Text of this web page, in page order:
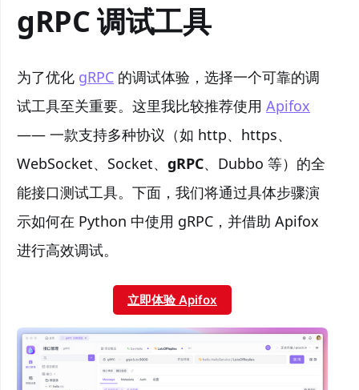
gRPC 调试工具
为了优化 gRPC 的调试体验，选择一个可靠的调
试工具至关重要。这里我比较推荐使用 Apifox
—— 一款支持多种协议（如 http、https、
WebSocket、Socket、 gRPC、Dubbo 等）的全
能接口测试工具。下面，我们将通过具体步骤演
示如何在 Python 中使用 gRPC，并借助 Apifox
进行高效调试。
立即体验 Apifox